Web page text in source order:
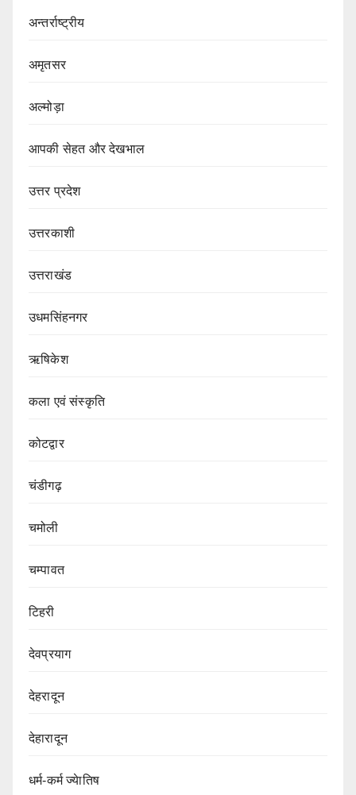
अन्तर्राष्ट्रीय
अमृतसर
अल्मोड़ा
आपकी सेहत और देखभाल
उत्तर प्रदेश
उत्तरकाशी
उत्तराखंड
उधमसिंहनगर
ऋषिकेश
कला एवं संस्कृति
कोटद्वार
चंडीगढ़
चमोली
चम्पावत
टिहरी
देवप्रयाग
देहरादून
देहारादून
धर्म-कर्म ज्येातिष